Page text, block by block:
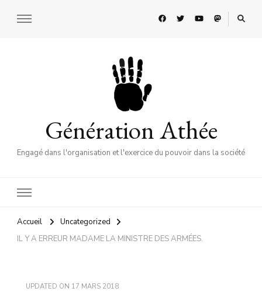
Génération Athée
Engagé dans l'organisation et l'exercice du pouvoir dans la société
Accueil
Uncategorized
IL Y A ERREUR MADAME LA MINISTRE DES ARMÉES.
UPDATED ON 17 MARS 2018